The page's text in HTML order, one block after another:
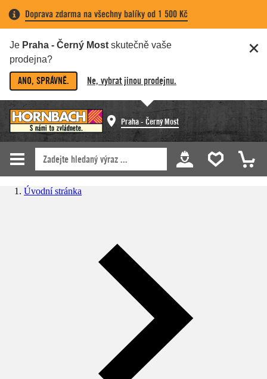
Doprava zdarma na všechny balíky od 1 500 Kč
Je Praha - Černý Most skutečně vaše
prodejna?
ANO, SPRÁVNĚ. Ne, vybrat jinou prodejnu.
Praha - Černý Most
Úvodní stránka